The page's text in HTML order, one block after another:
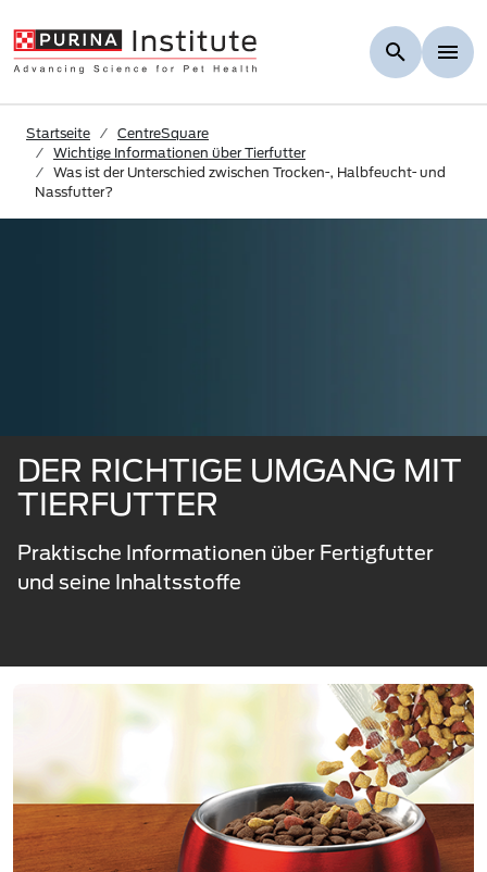
Startseite
CentreSquare
Wichtige Informationen über Tierfutter
Was ist der Unterschied zwischen Trocken-, Halbfeucht- und
Nassfutter?
DER RICHTIGE UMGANG MIT
TIERFUTTER
Praktische Informationen über Fertigfutter
und seine Inhaltsstoffe